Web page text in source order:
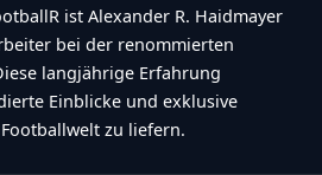
ist Alexander R. Haidmayer
bei der renommierten
langjährige Erfahrung
Einblicke und exklusive
zu liefern.